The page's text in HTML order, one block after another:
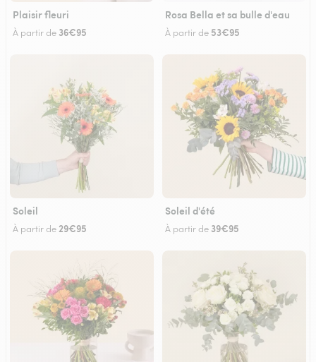
Plaisir fleuri
À partir de 36€95
Rosa Bella et sa bulle d'eau
À partir de 53€95
Soleil
À partir de 29€95
Soleil d'été
À partir de 39€95